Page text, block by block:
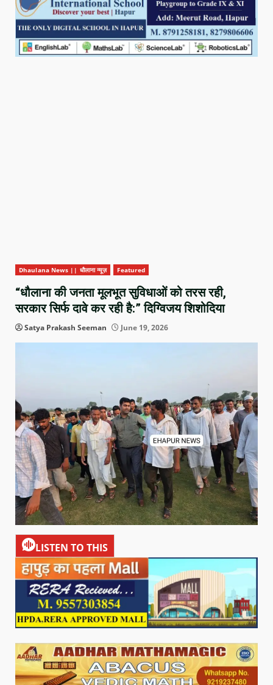
Dhaulana News || धौलाना न्यूज़ Featured
“धौलाना की जनता मूलभूत सुविधाओं को तरस रही,
सरकार सिर्फ दावे कर रही है:” दिग्विजय शिशोदिया
Satya Prakash Seeman June 19, 2026
LISTEN TO THIS